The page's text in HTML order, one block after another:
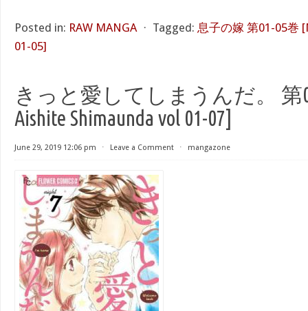
Posted in: RAW MANGA ⋅ Tagged: 息子の嫁 第01-05巻
01-05]
きっと愛してしまうんだ。 第
Aishite Shimaunda vol 01-07]
June 29, 2019 12:06 pm ⋅ Leave a Comment ⋅ mangazone